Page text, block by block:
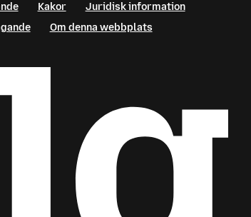
Kakor
Juridisk information
Om denna webbplats